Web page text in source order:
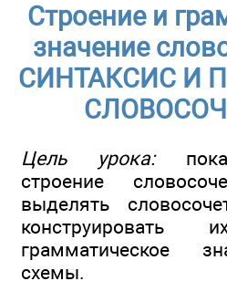
Строение и
значение
СИНТАКСИС И
Цель урока:
строение
выделять
конструировать
грамматическое
схемы.